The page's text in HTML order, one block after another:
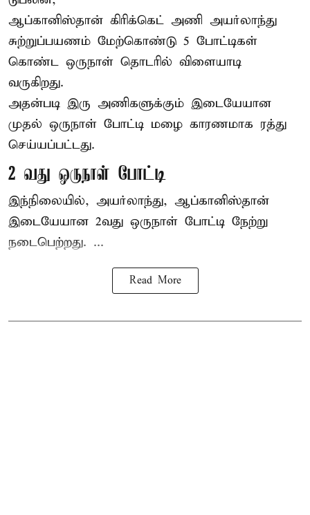
ஆப்கானிஸ்தான் கிரிக்கெட் அணி அயர்லாந்து
சுற்றுப்பயணம் மேற்கொண்டு 5 போட்டிகள்
கொண்ட ஒருநாள் தொடரில் விளையாடி
வருகிறது.
அதன்படி இரு அணிகளுக்கும் இடையேயான
முதல் ஒருநாள் போட்டி மழை காரணமாக ரத்து
செய்யப்பட்டது.
2 வது ஒருநாள் போட்டி
இந்நிலையில், அயர்லாந்து, ஆப்கானிஸ்தான்
இடையேயான 2வது ஒருநாள் போட்டி நேற்று
நடைபெற்றது. ...
Read More